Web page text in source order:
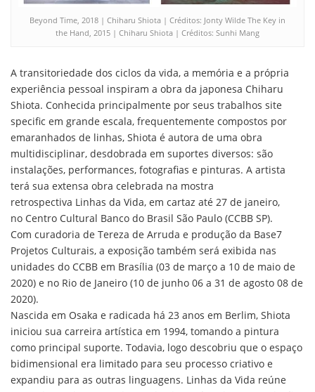
Beyond Time, 2018 | Chiharu Shiota | Créditos: Jonty Wilde The Key in
the Hand, 2015 | Chiharu Shiota | Créditos: Sunhi Mang
A transitoriedade dos ciclos da vida, a memória e a própria
experiência pessoal inspiram a obra da japonesa Chiharu
Shiota. Conhecida principalmente por seus trabalhos site
specific em grande escala, frequentemente compostos por
emaranhados de linhas, Shiota é autora de uma obra
multidisciplinar, desdobrada em suportes diversos: são
instalações, performances, fotografias e pinturas. A artista
terá sua extensa obra celebrada na mostra
retrospectiva Linhas da Vida, em cartaz até 27 de janeiro,
no Centro Cultural Banco do Brasil São Paulo (CCBB SP).
Com curadoria de Tereza de Arruda e produção da Base7
Projetos Culturais, a exposição também será exibida nas
unidades do CCBB em Brasília (03 de março a 10 de maio de
2020) e no Rio de Janeiro (10 de junho 06 a 31 de agosto 08 de
2020).
Nascida em Osaka e radicada há 23 anos em Berlim, Shiota
iniciou sua carreira artística em 1994, tomando a pintura
como principal suporte. Todavia, logo descobriu que o espaço
bidimensional era limitado para seu processo criativo e
expandiu para as outras linguagens. Linhas da Vida reúne